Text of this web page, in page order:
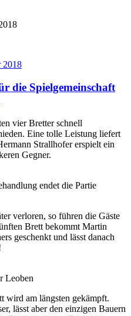
2018
die Spielgemeinschaft
vier Bretter schnell
Eine tolle Leistung liefert
Strallhofer erspielt ein
Gegner.
endet die Partie
verloren, so führen die Gäste
Brett bekommt Martin
geschenkt und lässt danach
Leoben
wird am längsten gekämpft.
lässt aber den einzigen Bauern